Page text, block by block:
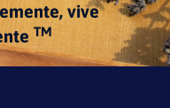
vive
TM